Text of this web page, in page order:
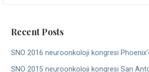
Recent Posts
SNO 2016 neuroonkoloji kongresi
SNO 2015 neuroonkoloji kongresi San